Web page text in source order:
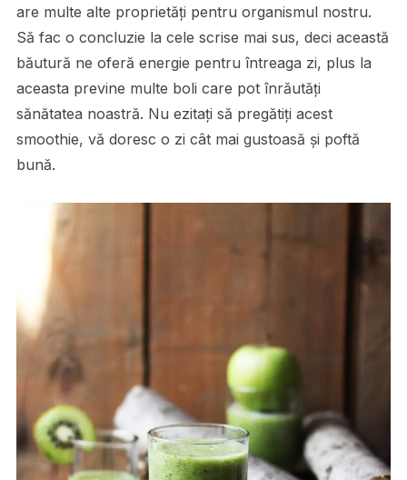
are multe alte proprietăți pentru organismul nostru.
Să fac o concluzie la cele scrise mai sus, deci această
băutură ne oferă energie pentru întreaga zi, plus la
aceasta previne multe boli care pot înrăutăți
sănătatea noastră. Nu ezitați să pregătiți acest
smoothie, vă doresc o zi cât mai gustoasă și poftă
bună.